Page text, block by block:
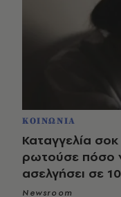
ΚΟΙΝΩΝΙΑ
Καταγγελία
ρωτούσε πόσο
ασελγήσει σε
Newsroom